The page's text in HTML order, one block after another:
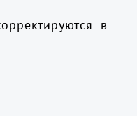
в